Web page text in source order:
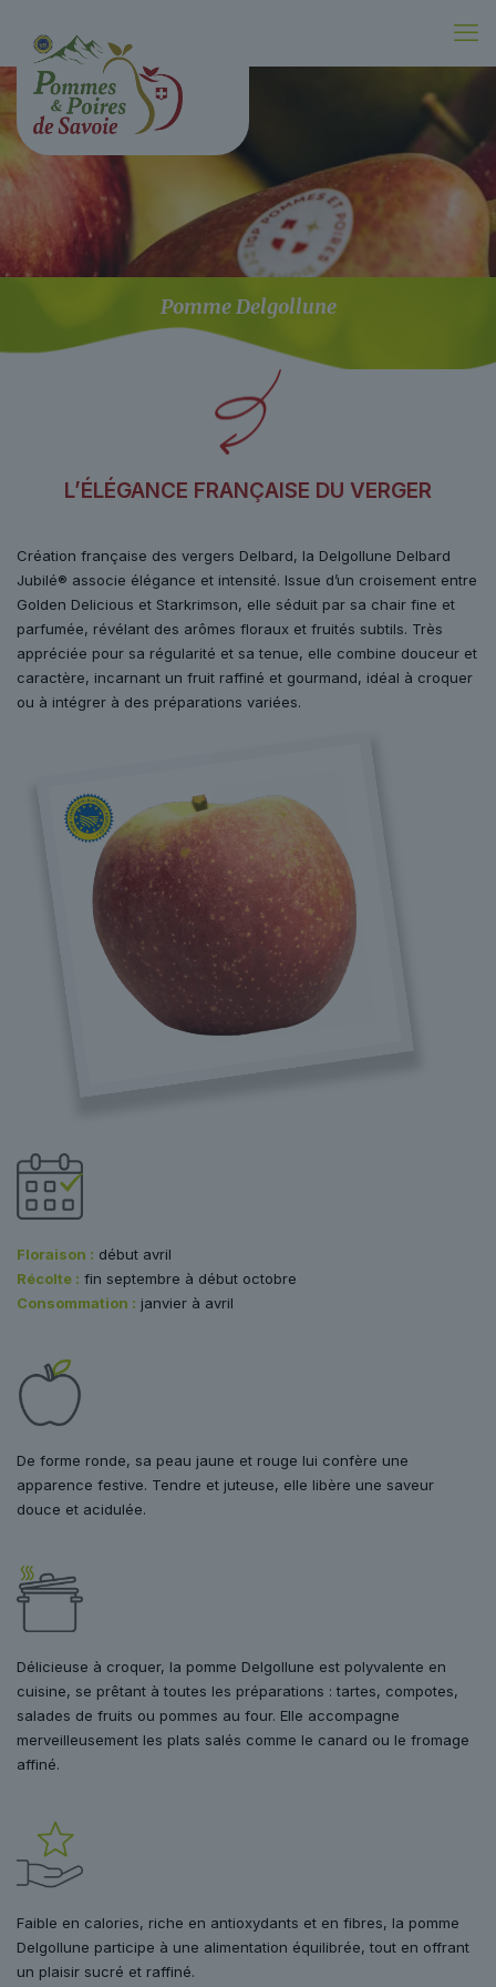
Pomme Delgollune
L’ÉLÉGANCE FRANÇAISE DU VERGER
Création française des vergers Delbard, la Delgollune Delbard
Jubilé® associe élégance et intensité. Issue d’un croisement entre
Golden Delicious et Starkrimson, elle séduit par sa chair fine et
parfumée, révélant des arômes floraux et fruités subtils. Très
appréciée pour sa régularité et sa tenue, elle combine douceur et
caractère, incarnant un fruit raffiné et gourmand, idéal à croquer
ou à intégrer à des préparations variées.
Floraison : début avril
Récolte : fin septembre à début octobre
Consommation : janvier à avril
De forme ronde, sa peau jaune et rouge lui confère une
apparence festive. Tendre et juteuse, elle libère une saveur
douce et acidulée.
Délicieuse à croquer, la pomme Delgollune est polyvalente en
cuisine, se prêtant à toutes les préparations : tartes, compotes,
salades de fruits ou pommes au four. Elle accompagne
merveilleusement les plats salés comme le canard ou le fromage
affiné.
Faible en calories, riche en antioxydants et en fibres, la pomme
Delgollune participe à une alimentation équilibrée, tout en offrant
un plaisir sucré et raffiné.